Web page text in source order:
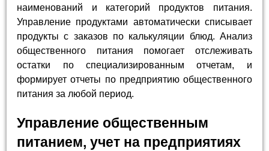
наименований и категорий продуктов питания.
Управление продуктами автоматически списывает
продукты с заказов по калькуляции блюд. Анализ
общественного питания помогает отслеживать
остатки по специализированным отчетам, и
формирует отчеты по предприятию общественного
питания за любой период.
Управление общественным
питанием, учет на предприятиях